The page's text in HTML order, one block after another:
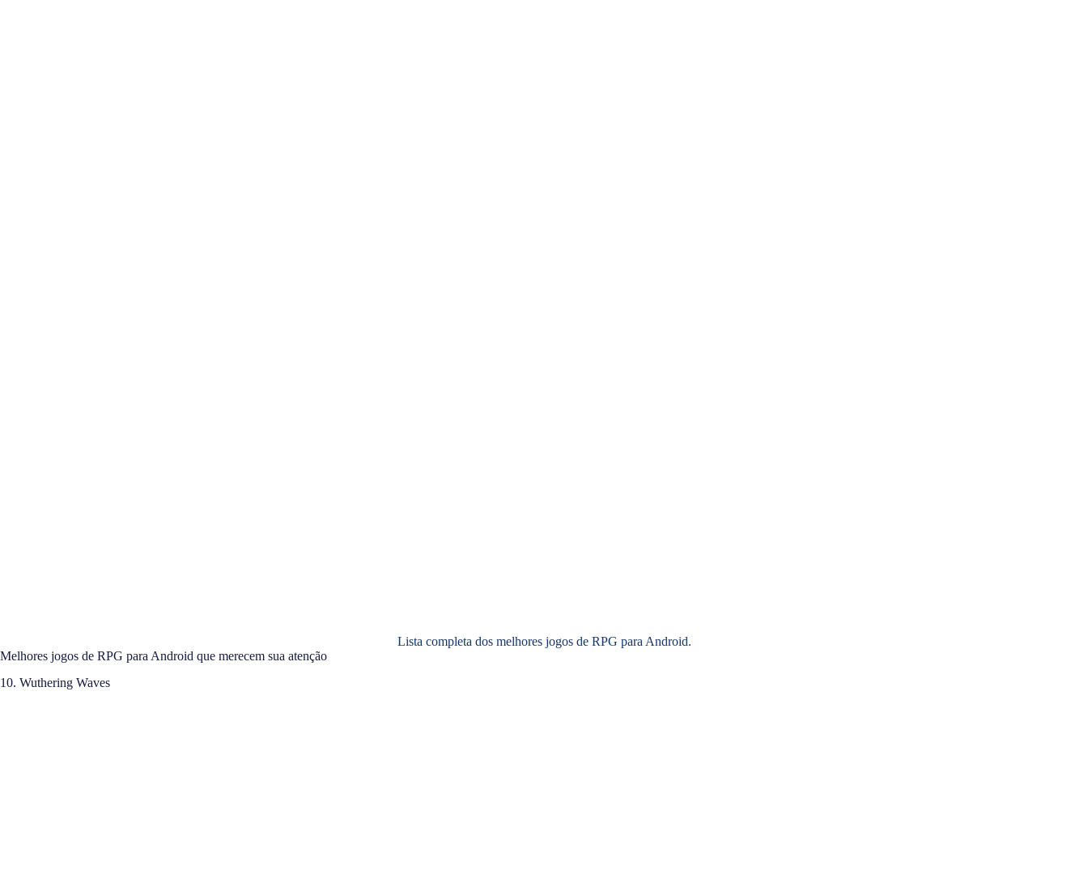
Lista completa dos melhores jogos de RPG para Android.
Melhores jogos de RPG para Android que merecem sua atenção
10. Wuthering Waves